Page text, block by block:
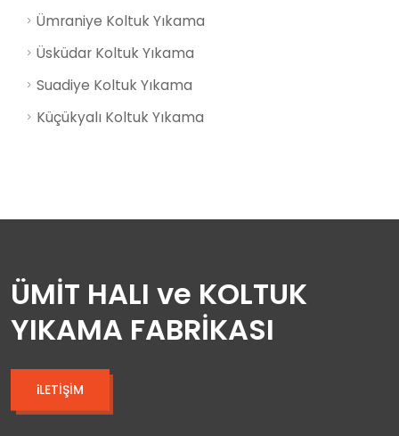
Ümraniye Koltuk Yıkama
Üsküdar Koltuk Yıkama
Suadiye Koltuk Yıkama
Küçükyalı Koltuk Yıkama
ÜMİT HALI ve KOLTUK
YIKAMA FABRİKASI
iLETİŞİM